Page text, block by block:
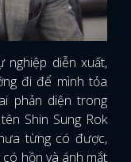
nghiệp diễn xuất,
đi để mình tỏa
phản diện trong
Shin Sung Rok
từng có được,
hồn và ánh mắt